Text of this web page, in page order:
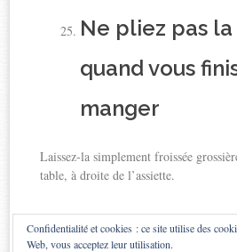
Ne pliez pas
quand vous
manger
Laissez-la simplement froissée
table, à droite de l’assiette.
Chers
Confidentialité et cookies : ce site utilise des
Web, vous acceptez leur utilisation.